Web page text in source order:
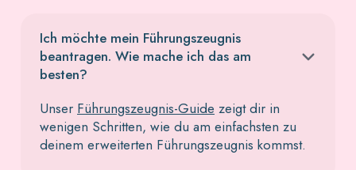
Ich möchte mein Führungszeugnis
beantragen. Wie mache ich das am
besten?
Unser Führungszeugnis-Guide zeigt dir in
wenigen Schritten, wie du am einfachsten zu
deinem erweiterten Führungszeugnis kommst.